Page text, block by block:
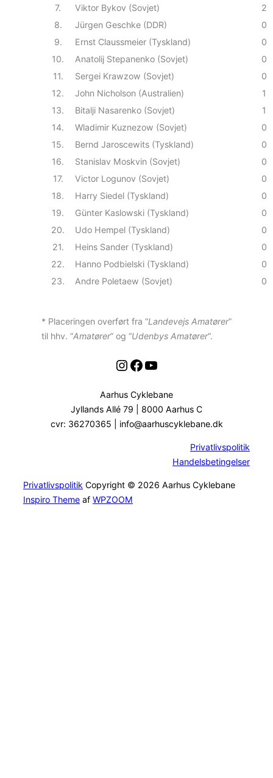
7.
Viktor Bykov (Sovjet)
2
8.
Jürgen Geschke (DDR)
0
9.
Ernst Claussmeier (Tyskland)
0
10.
Anatolij Stepanenko (Sovjet)
0
11.
Sergei Krawzow (Sovjet)
0
12.
John Nicholson (Australien)
1
13.
Bitalji Nasarenko (Sovjet)
1
14.
Wladimir Kuznezow (Sovjet)
0
15.
Bernd Jaroscewits (Tyskland)
0
16.
Stanislav Moskvin (Sovjet)
0
17.
Victor Logunov (Sovjet)
0
18.
Harry Siedel (Tyskland)
0
19.
Günter Kaslowski (Tyskland)
0
20.
Udo Hempel (Tyskland)
0
21.
Heins Sander (Tyskland)
0
22.
Hanno Podbielski (Tyskland)
0
23.
Andre Poletaew (Sovjet) 0
* Placeringen overført fra “Landevejs Amatører”
til hhv. “Amatører” og “Udenbys Amatører“.
Instagram
Facebook
YouTube
Aarhus Cyklebane
Jyllands Allé 79 | 8000 Aarhus C
cvr: 36270365 | info@aarhuscyklebane.dk
Privatlivspolitik
Handelsbetingelser
Privatlivspolitik Copyright © 2026 Aarhus Cyklebane
Inspiro Theme af WPZOOM